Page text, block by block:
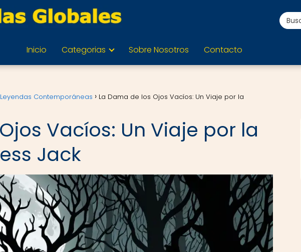
Inicio Categorias Sobre Nosotros Contacto
Contemporáneas
La Dama de los Ojos Vacíos: Un Viaje por la
Vacíos: Un Viaje por la
Jack